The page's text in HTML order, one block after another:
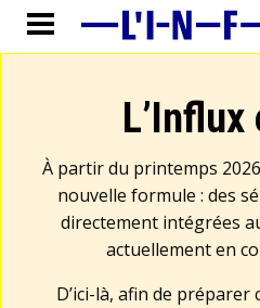
L’Influx
À partir du printemps
nouvelle formule : des
directement intégrées
actuellement en
D’ici-là, afin de